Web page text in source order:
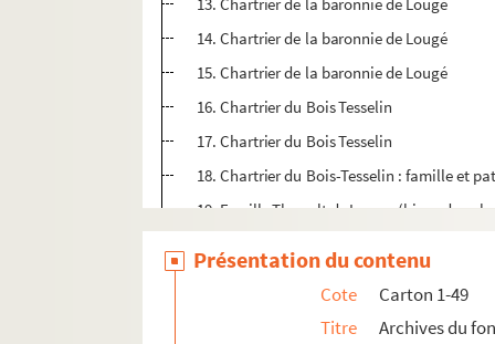
14. Chartrier de la baronnie de Lougé
15. Chartrier de la baronnie de Lougé
16. Chartrier du Bois Tesselin
17. Chartrier du Bois Tesselin
18. Chartrier du Bois-Tesselin : famille et
19. Famille Thuault de Lessay (biens dans
Présentation du contenu
Cote
Carton 1-49
Titre
Archives du